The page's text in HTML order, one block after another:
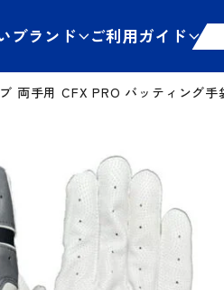
ブランド ご利用ガイド
両手用 CFX PRO バッティング